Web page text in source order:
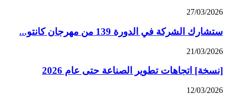
27/03/2026
ستشارك الشركة في الدورة 139 من مهرجان كانتو...
21/03/2026
[نسخة] اتجاهات تطوير الصناعة حتى عام 2026
12/03/2026